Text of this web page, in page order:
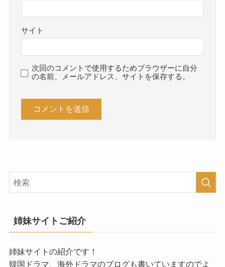
サイト
次回のコメントで使用するためブラウザーに自分
の名前、メールアドレス、サイトを保存する。
姉妹サイトご紹介
姉妹サイトの紹介です！
韓国ドラマ、海外ドラマのブログも書いていますのでよ